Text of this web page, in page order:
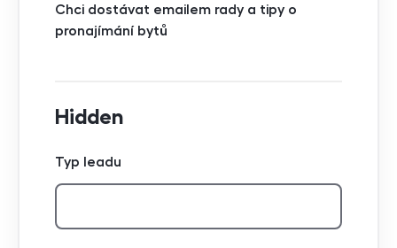
Chci dostávat emailem rady a tipy o
pronajímání bytů
Hidden
Typ leadu